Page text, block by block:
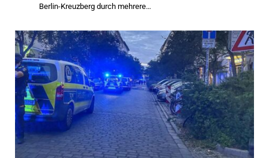
Berlin-Kreuzberg durch mehrere…